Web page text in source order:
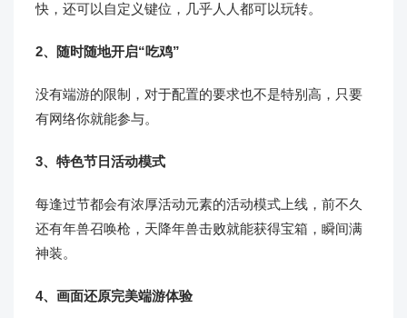
快，还可以自定义键位，几乎人人都可以玩转。
2、随时随地开启“吃鸡”
没有端游的限制，对于配置的要求也不是特别高，只要
有网络你就能参与。
3、特色节日活动模式
每逢过节都会有浓厚活动元素的活动模式上线，前不久
还有年兽召唤枪，天降年兽击败就能获得宝箱，瞬间满
神装。
4、画面还原完美端游体验